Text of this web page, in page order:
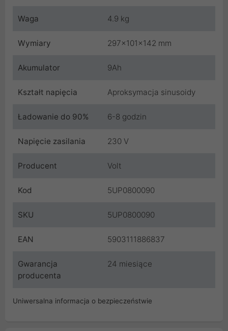
Waga 4.9 kg
Wymiary 297x101x142 mm
Akumulator 9Ah
Kształt napięcia Aproksymacja sinusoidy
Ładowanie do 90% 6-8 godzin
Napięcie zasilania 230 V
Producent Volt
Kod 5UP0800090
SKU 5UP0800090
EAN 5903111886837
Gwarancja
producenta
24 miesiące
Uniwersalna informacja o bezpieczeństwie